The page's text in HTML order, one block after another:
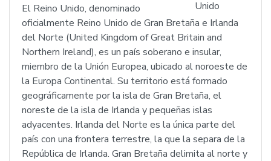
El Reino Unido, denominado
oficialmente Reino Unido de Gran Bretaña e Irlanda
del Norte (United Kingdom of Great Britain and
Northern Ireland), es un país soberano e insular,
miembro de la Unión Europea, ubicado al noroeste de
la Europa Continental. Su territorio está formado
geográficamente por la isla de Gran Bretaña, el
noreste de la isla de Irlanda y pequeñas islas
adyacentes. Irlanda del Norte es la única parte del
país con una frontera terrestre, la que la separa de la
República de Irlanda. Gran Bretaña delimita al norte y